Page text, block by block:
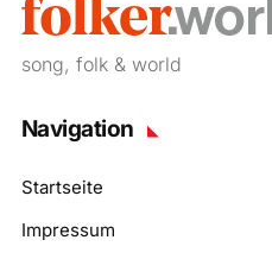
song, folk & world
Navigation
Startseite
Impressum